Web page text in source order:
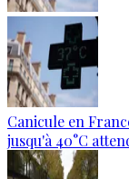
Canicule en
jusqu'à 40°C